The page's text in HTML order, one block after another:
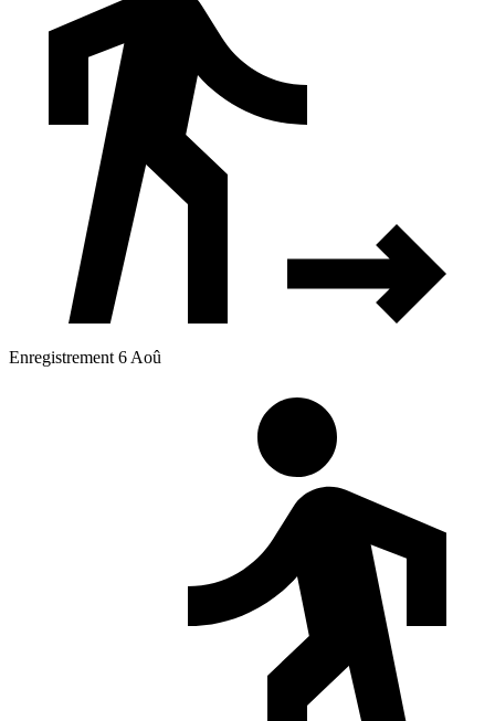
Enregistrement 6 Aoû